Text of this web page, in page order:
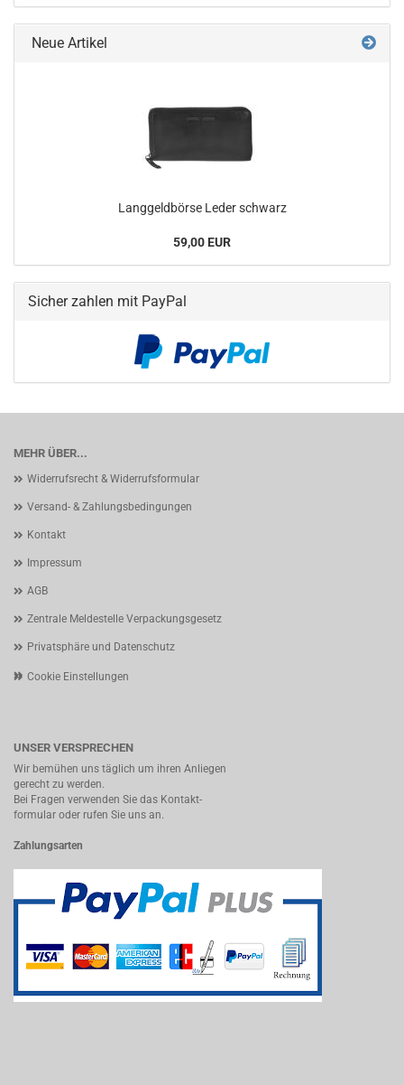
Neue Artikel
Langgeldbörse Leder schwarz
59,00 EUR
Sicher zahlen mit PayPal
MEHR ÜBER...
Widerrufsrecht & Widerrufsformular
Versand- & Zahlungsbedingungen
Kontakt
Impressum
AGB
Zentrale Meldestelle Verpackungsgesetz
Privatsphäre und Datenschutz
Cookie Einstellungen
UNSER VERSPRECHEN
Wir bemühen uns täglich um ihren Anliegen
gerecht zu werden.
Bei Fragen verwenden Sie das Kontakt-
formular oder rufen Sie uns an.
Zahlungsarten